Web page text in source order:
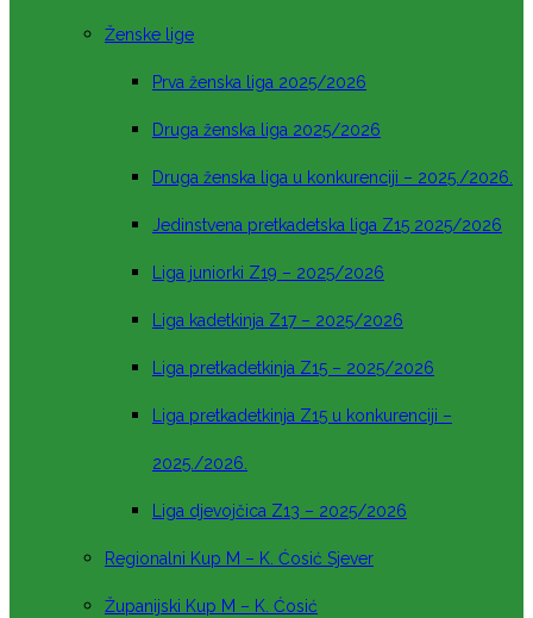
Ženske lige
Prva ženska liga 2025/2026
Druga ženska liga 2025/2026
Druga ženska liga u konkurenciji – 2025./2026.
Jedinstvena pretkadetska liga Z15 2025/2026
Liga juniorki Z19 – 2025/2026
Liga kadetkinja Z17 – 2025/2026
Liga pretkadetkinja Z15 – 2025/2026
Liga pretkadetkinja Z15 u konkurenciji –
2025./2026.
Liga djevojčica Z13 – 2025/2026
Regionalni Kup M – K. Ćosić Sjever
Županijski Kup M – K. Ćosić